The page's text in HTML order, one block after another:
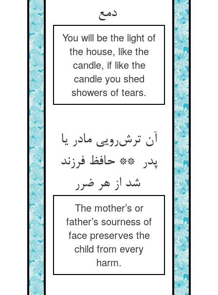
دمع
You will be the light of
the house, like the
candle, if like the
candle you shed
showers of tears.
آن ترش‌رویی مادر یا
پدر ** حافظ فرزند
شد از هر ضرر
The mother’s or
father’s sourness of
face preserves the
child from every
harm.